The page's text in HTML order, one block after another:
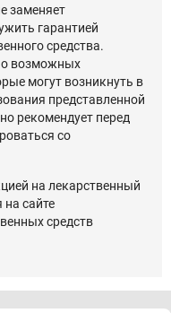
заменяет
гарантией
средства.
о возможных
могут возникнуть в
представленной
рекомендует перед
со
на лекарственный
сайте
средств